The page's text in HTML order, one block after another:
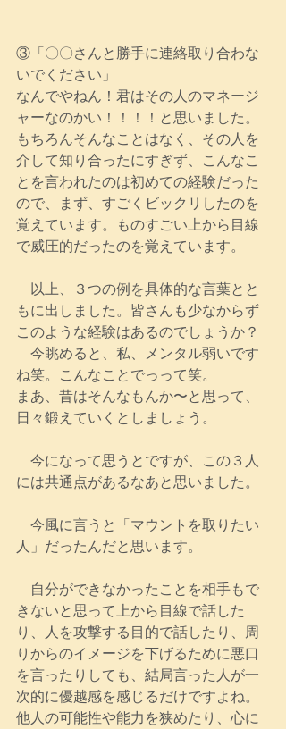
③「〇〇さんと勝手に連絡取り合わな
いでください」
なんでやねん！君はその人のマネージ
ャーなのかい！！！！と思いました。
もちろんそんなことはなく、その人を
介して知り合ったにすぎず、こんなこ
とを言われたのは初めての経験だった
ので、まず、すごくビックリしたのを
覚えています。ものすごい上から目線
で威圧的だったのを覚えています。
以上、３つの例を具体的な言葉とと
もに出しました。皆さんも少なからず
このような経験はあるのでしょうか？
今眺めると、私、メンタル弱いです
ね笑。こんなことでっって笑。
まあ、昔はそんなもんか〜と思って、
日々鍛えていくとしましょう。
今になって思うとですが、この３人
には共通点があるなあと思いました。
今風に言うと「マウントを取りたい
人」だったんだと思います。
自分ができなかったことを相手もで
きないと思って上から目線で話した
り、人を攻撃する目的で話したり、周
りからのイメージを下げるために悪口
を言ったりしても、結局言った人が一
次的に優越感を感じるだけですよね。
他人の可能性や能力を狭めたり、心に